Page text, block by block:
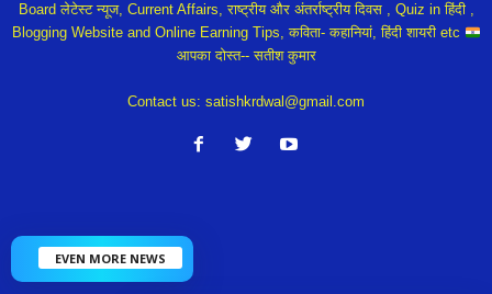
Board लेटेस्ट न्यूज, Current Affairs, राष्ट्रीय और अंतर्राष्ट्रीय दिवस , Quiz in हिंदी ,
Blogging Website and Online Earning Tips, कविता- कहानियां, हिंदी शायरी etc
आपका दोस्त-- सतीश कुमार
Contact us: satishkrdwal@gmail.com
EVEN MORE NEWS